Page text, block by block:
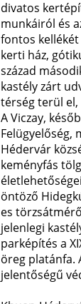
divatos
munkáiról és
fontos
kerti ház,
század
kastély zárt
térség terül el,
A Viczay,
Felügyelőség,
Hédervár
keményfás
öntöző
es
jelenlegi
parképítés a
öreg platánfa.
jelentőségű